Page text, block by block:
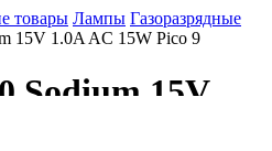
товары Лампы Газоразрядные
15V 1.0A AC 15W Pico 9
Sodium 15V